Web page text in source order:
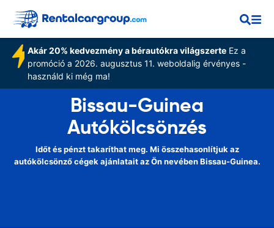
Akár 20% kedvezmény a bérautókra világszerteEz a
promóció a 2026. augusztus 11. weboldalig érvényes -
használd ki még ma!
Bissau-Guinea
Autókölcsönzés
Időt és pénzt takaríthat meg. Mi összehasonlítjuk az
autókölcsönző cégek ajánlatait az Ön nevében Bissau-Guinea.